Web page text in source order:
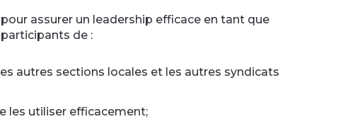
assurer un leadership efficace en tant que
de :
autres sections locales et les autres syndicats
les utiliser efficacement;